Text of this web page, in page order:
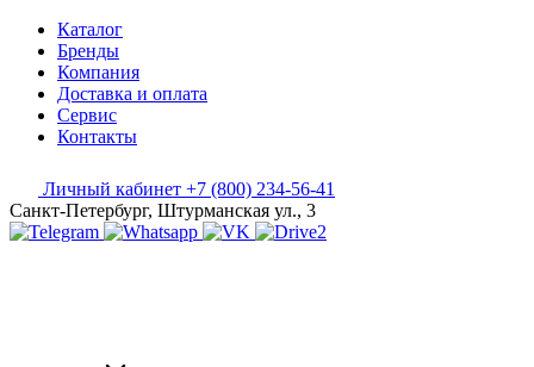
Каталог
Бренды
Компания
Доставка и оплата
Сервис
Контакты
Личный кабинет +7 (800) 234-56-41
Санкт-Петербург, Штурманская ул., 3